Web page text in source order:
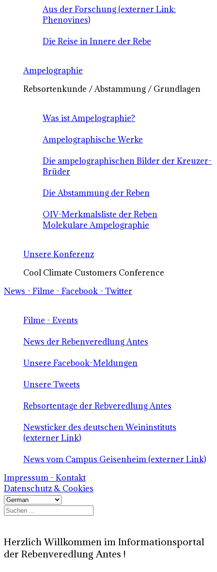
Aus der Forschung (externer Link:
Phenovines)
Die Reise in Innere der Rebe
Ampelographie
Rebsortenkunde / Abstammung / Grundlagen
Was ist Ampelographie?
Ampelographische Werke
Die ampelographischen Bilder der Kreuzer-
Brüder
Die Abstammung der Reben
OIV-Merkmalsliste der Reben
Molekulare Ampelographie
Unsere Konferenz
Cool Climate Customers Conference
News - Filme - Facebook - Twitter
Filme - Events
News der Rebenveredlung Antes
Unsere Facebook-Meldungen
Unsere Tweets
Rebsortentage der Rebveredlung Antes
Newsticker des deutschen Weininstituts
(externer Link)
News vom Campus Geisenheim (externer Link)
Impressum - Kontakt
Datenschutz & Cookies
Herzlich Willkommen im Informationsportal
der Rebenveredlung Antes !